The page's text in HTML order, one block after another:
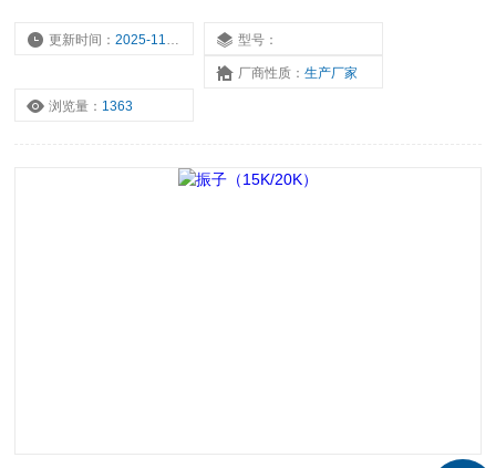
*的质量管理体系，强化研发、生产的过程控制，确保出厂的产品合
更新时间：2025-11-17 型号：
厂商性质： 生产厂家
浏览量： 1363